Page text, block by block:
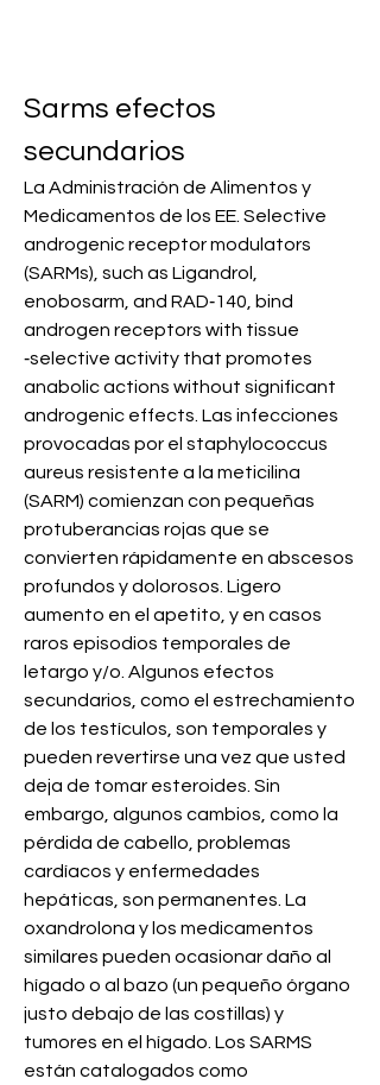
Sarms efectos
secundarios
La Administración de Alimentos y
Medicamentos de los EE. Selective
androgenic receptor modulators
(SARMs), such as Ligandrol,
enobosarm, and RAD‐140, bind
androgen receptors with tissue
‐selective activity that promotes
anabolic actions without significant
androgenic effects. Las infecciones
provocadas por el staphylococcus
aureus resistente a la meticilina
(SARM) comienzan con pequeñas
protuberancias rojas que se
convierten rápidamente en abscesos
profundos y dolorosos. Ligero
aumento en el apetito, y en casos
raros episodios temporales de
letargo y/o. Algunos efectos
secundarios, como el estrechamiento
de los testículos, son temporales y
pueden revertirse una vez que usted
deja de tomar esteroides. Sin
embargo, algunos cambios, como la
pérdida de cabello, problemas
cardíacos y enfermedades
hepáticas, son permanentes. La
oxandrolona y los medicamentos
similares pueden ocasionar daño al
hígado o al bazo (un pequeño órgano
justo debajo de las costillas) y
tumores en el hígado. Los SARMS
están catalogados como